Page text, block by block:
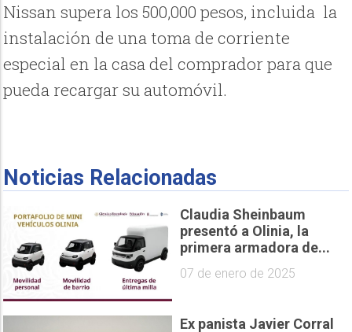
Nissan supera los 500,000 pesos, incluida la
instalación de una toma de corriente
especial en la casa del comprador para que
pueda recargar su automóvil.
Noticias Relacionadas
Claudia Sheinbaum
presentó a Olinia, la
primera armadora de...
07 de enero de 2025
Ex panista Javier Corral